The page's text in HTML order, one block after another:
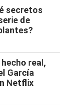
secretos
de
real,
García
Netflix